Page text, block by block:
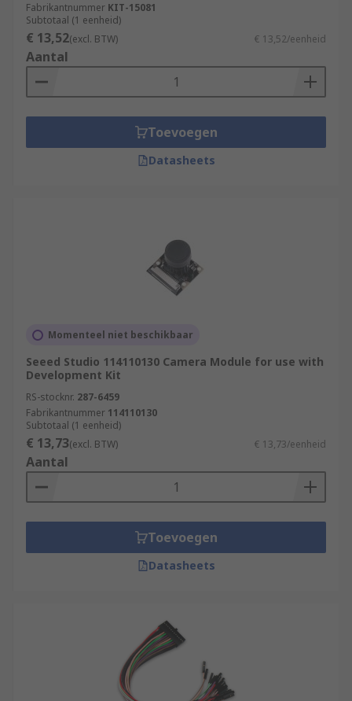
Fabrikantnummer KIT-15081
Subtotaal (1 eenheid)
€ 13,52(excl. BTW) € 13,52/eenheid
Aantal
Toevoegen
Datasheets
Momenteel niet beschikbaar
Seeed Studio 114110130 Camera Module for use with
Development Kit
RS-stocknr. 287-6459
Fabrikantnummer 114110130
Subtotaal (1 eenheid)
€ 13,73(excl. BTW) € 13,73/eenheid
Aantal
Toevoegen
Datasheets